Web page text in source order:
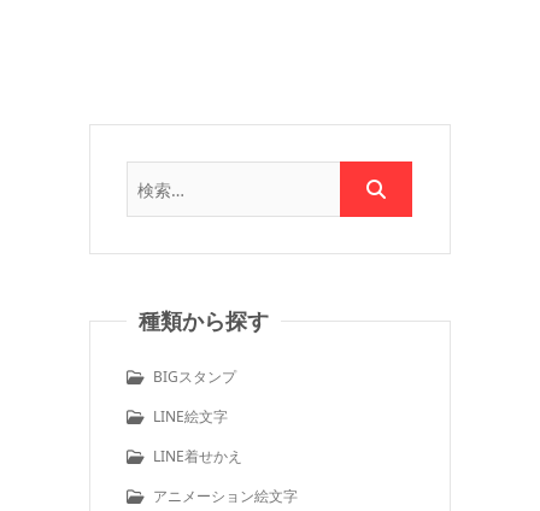
種類から探す
BIGスタンプ
LINE絵文字
LINE着せかえ
アニメーション絵文字